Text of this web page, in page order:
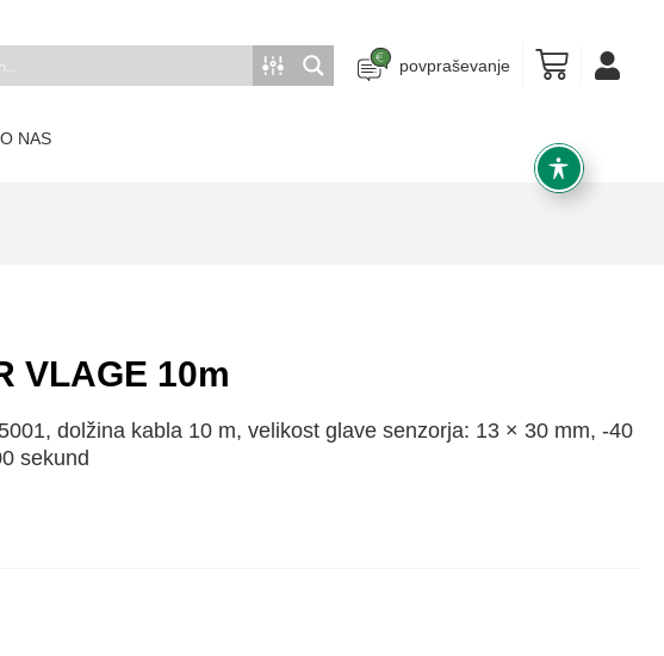
povpraševanje
O NAS
VLAGE 10m
dolžina kabla 10 m, velikost glave senzorja: 13 × 30 mm, -40
sekund